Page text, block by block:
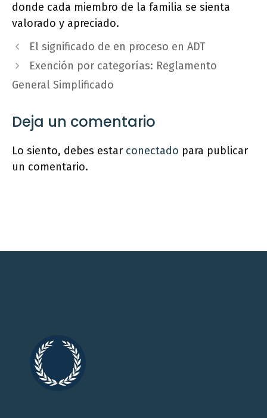
donde cada miembro de la familia se sienta
valorado y apreciado.
El significado de en proceso en ADT
Exención por categorías: Reglamento
General Simplificado
Deja un comentario
Lo siento, debes estar conectado para publicar
un comentario.